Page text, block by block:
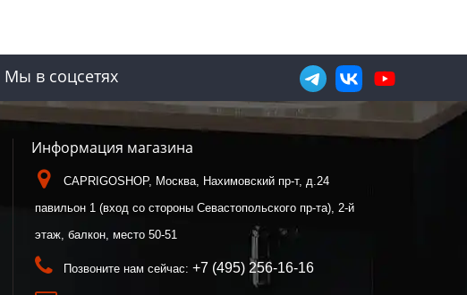
Мы в соцсетях
Информация магазина
CAPRIGOSHOP, Москва, Нахимовский пр-т, д.24
павильон 1 (вход со стороны Севастопольского пр-та), 2-й
этаж, балкон, место 50-51
Позвоните нам сейчас: +7 (495) 256-16-16